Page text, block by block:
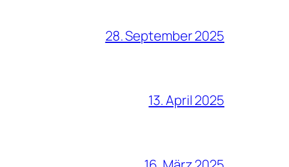
28. September 2025
13. April 2025